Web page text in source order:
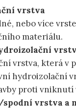
vrstva
nebo více
materiálu.
vrstva, která v
hydroizolační
proti vniknutí
vrstva a